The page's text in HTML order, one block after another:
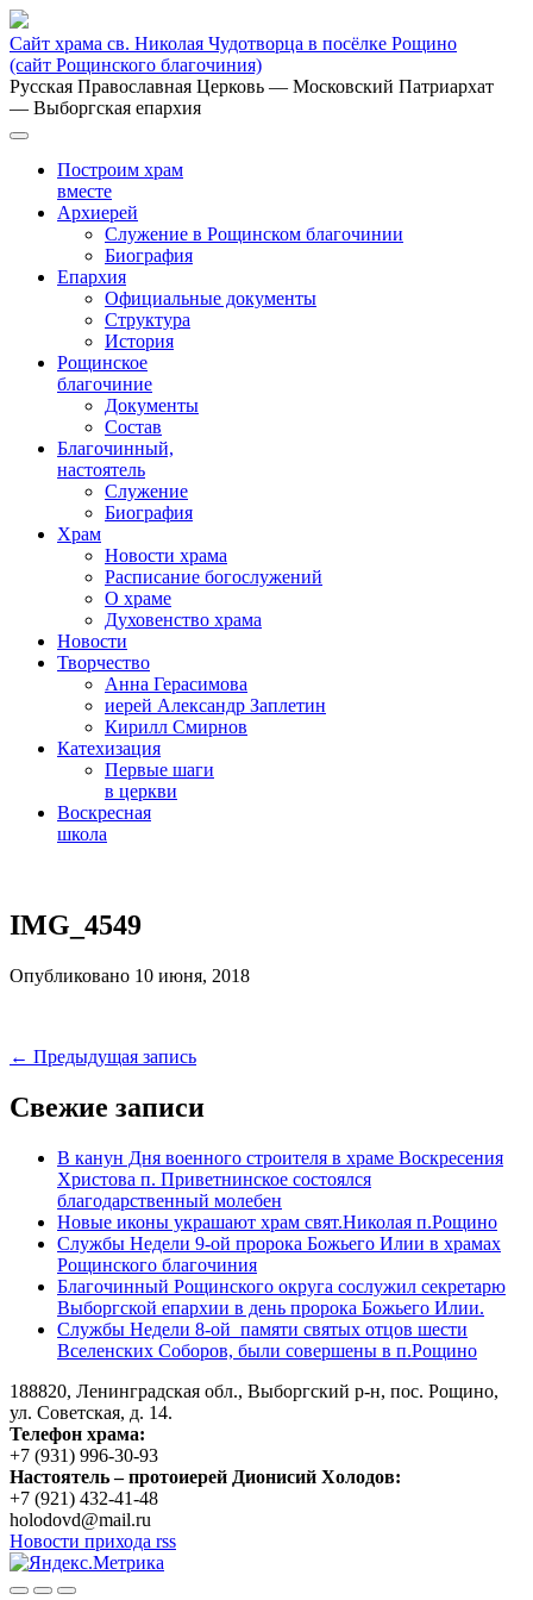
Сайт храма св. Николая Чудотворца в посёлке Рощино
(сайт Рощинского благочиния)
Русская Православная Церковь — Московский Патриархат
— Выборгская епархия
Построим храм
вместе
Архиерей
Служение в Рощинском благочинии
Биография
Епархия
Официальные документы
Структура
История
Рощинское
благочиние
Документы
Состав
Благочинный,
настоятель
Служение
Биография
Храм
Новости храма
Расписание богослужений
О храме
Духовенство храма
Новости
Творчество
Анна Герасимова
иерей Александр Заплетин
Кирилл Смирнов
Катехизация
Первые шаги
в церкви
Воскресная
школа
to
content
IMG_4549
Опубликовано 10 июня, 2018
Навигация
по
записям
← Предыдущая запись
Свежие записи
В канун Дня военного строителя в храме Воскресения
Христова п. Приветнинское состоялся
благодарственный молебен
Новые иконы украшают храм свят.Николая п.Рощино
Службы Недели 9-ой пророка Божьего Илии в храмах
Рощинского благочиния
Благочинный Рощинского округа сослужил секретарю
Выборгской епархии в день пророка Божьего Илии.
Службы Недели 8-ой памяти святых отцов шести
Вселенских Соборов, были совершены в п.Рощино
188820, Ленинградская обл., Выборгский р-н, пос. Рощино,
ул. Советская, д. 14.
Телефон храма:
+7 (931) 996-30-93
Настоятель – протоиерей Дионисий Холодов:
+7 (921) 432-41-48
holodovd@mail.ru
Новости прихода rss